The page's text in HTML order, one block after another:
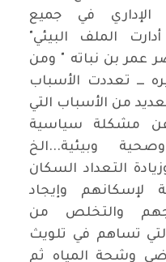
الإداري في جميع
الملف البيئي"
عمر بن نباته " ومن
ـــ تعددت الأسباب
من الأسباب التي
مشكلة سياسية
وبيئية...الخ
التعداد السكان
وإيجاد
والتخلص من
تساهم في تلويث
وشحة المياه ثم